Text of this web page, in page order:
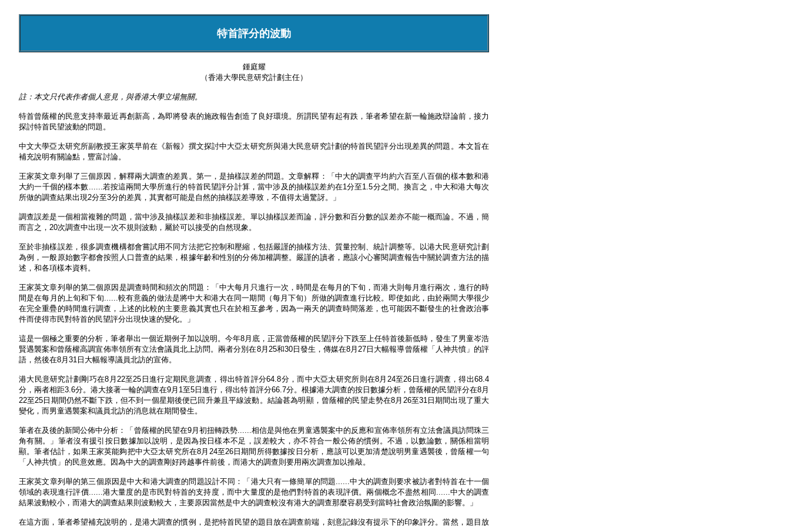
特首評分的波動
鍾庭耀
（香港大學民意研究計劃主任）
註：本文只代表作者個人意見，與香港大學立場無關。
特首曾蔭權的民意支持率最近再創新高，為即將發表的施政報告創造了良好環境。所謂民望有起有跌，筆者希望在新一輪施政辯論前，接力
探討特首民望波動的問題。
中文大學亞太研究所副教授王家英早前在《新報》撰文探討中大亞太研究所與港大民意研究計劃的特首民望評分出現差異的問題。本文旨在
補充說明有關論點，豐富討論。
王家英文章列舉了三個原因，解釋兩大調查的差異。第一，是抽樣誤差的問題。文章解釋：「中大的調查平均約六百至八百個的樣本數和港
大約一千個的樣本數......若按這兩間大學所進行的特首民望評分計算，當中涉及的抽樣誤差約在1分至1.5分之間。換言之，中大和港大每次
所做的調查結果出現2分至3分的差異，其實都可能是自然的抽樣誤差導致，不值得太過驚訝。」
調查誤差是一個相當複雜的問題，當中涉及抽樣誤差和非抽樣誤差。單以抽樣誤差而論，評分數和百分數的誤差亦不能一概而論。不過，簡
而言之，20次調查中出現一次不規則波動，屬於可以接受的自然現象。
至於非抽樣誤差，很多調查機構都會嘗試用不同方法把它控制和壓縮，包括嚴謹的抽樣方法、質量控制、統計調整等。以港大民意研究計劃
為例，一般原始數字都會按照人口普查的結果，根據年齡和性別的分佈加權調整。嚴謹的讀者，應該小心審閱調查報告中關於調查方法的描
述，和各項樣本資料。
王家英文章列舉的第二個原因是調查時間和頻次的問題：「中大每月只進行一次，時間是在每月的下旬，而港大則每月進行兩次，進行的時
間是在每月的上旬和下旬......較有意義的做法是將中大和港大在同一期間（每月下旬）所做的調查進行比較。即使如此，由於兩間大學很少
在完全重疊的時間進行調查，上述的比較的主要意義其實也只在於相互參考，因為一兩天的調查時間落差，也可能因不斷發生的社會政治事
件而使得市民對特首的民望評分出現快速的變化。」
這是一個極之重要的分析，筆者舉出一個近期例子加以說明。今年8月底，正當曾蔭權的民望評分下跌至上任特首後新低時，發生了男童岑浩
賢遇襲案和曾蔭權高調宣佈率領所有立法會議員北上訪問。兩者分別在8月25和30日發生，傳媒在8月27日大幅報導曾蔭權「人神共憤」的評
語，然後在8月31日大幅報導議員北訪的宣佈。
港大民意研究計劃剛巧在8月22至25日進行定期民意調查，得出特首評分64.8分，而中大亞太研究所則在8月24至26日進行調查，得出68.4
分，兩者相距3.6分。港大接著一輪的調查在9月1至5日進行，得出特首評分66.7分。根據港大調查的按日數據分析，曾蔭權的民望評分在8月
22至25日期間仍然不斷下跌，但不到一個星期後便已回升兼且平線波動。結論甚為明顯，曾蔭權的民望走勢在8月26至31日期間出現了重大
變化，而男童遇襲案和議員北訪的消息就在期間發生。
筆者在及後的新聞公佈中分析：「曾蔭權的民望在9月初扭轉跌勢......相信是與他在男童遇襲案中的反應和宣佈率領所有立法會議員訪問珠三
角有關。」筆者沒有援引按日數據加以說明，是因為按日樣本不足，誤差較大，亦不符合一般公佈的慣例。不過，以數論數，關係相當明
顯。筆者估計，如果王家英能夠把中大亞太研究所在8月24至26日期間所得數據按日分析，應該可以更加清楚說明男童遇襲後，曾蔭權一句
「人神共憤」的民意效應。因為中大的調查剛好跨越事件前後，而港大的調查則要用兩次調查加以推敲。
王家英文章列舉的第三個原因是中大和港大調查的問題設計不同：「港大只有一條簡單的問題......中大的調查則要求被訪者對特首在十一個
領域的表現進行評價......港大量度的是市民對特首的支持度，而中大量度的是他們對特首的表現評價。兩個概念不盡然相同......中大的調查
結果波動較小，而港大的調查結果則波動較大，主要原因當然是中大的調查較沒有港大的調查那麼容易受到當時社會政治氛圍的影響。」
在這方面，筆者希望補充說明的，是港大調查的慣例，是把特首民望的題目放在調查前端，刻意記錄沒有提示下的印象評分。當然，題目放